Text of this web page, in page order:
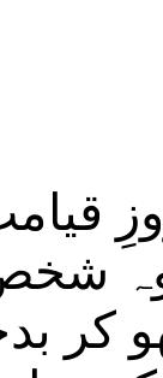
شخص